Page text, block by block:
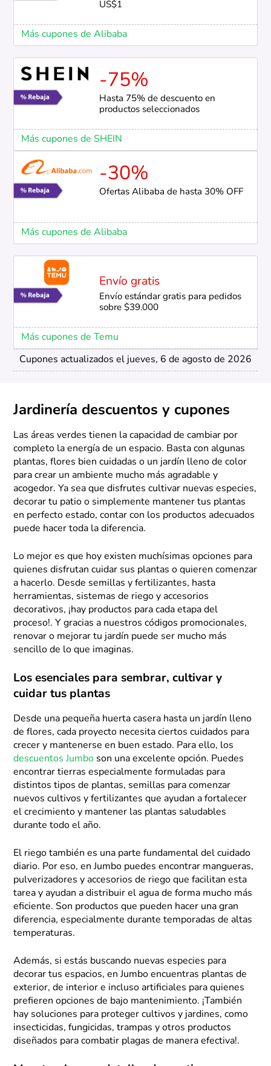
US$1
Más cupones de Alibaba
-75%
Hasta 75% de descuento en
productos seleccionados
Más cupones de SHEIN
-30%
Ofertas Alibaba de hasta 30% OFF
Más cupones de Alibaba
Envío gratis
Envío estándar gratis para pedidos
sobre $39.000
Más cupones de Temu
Cupones actualizados el jueves, 6 de agosto de 2026
Jardinería descuentos y cupones
Las áreas verdes tienen la capacidad de cambiar por
completo la energía de un espacio. Basta con algunas
plantas, flores bien cuidadas o un jardín lleno de color
para crear un ambiente mucho más agradable y
acogedor. Ya sea que disfrutes cultivar nuevas especies,
decorar tu patio o simplemente mantener tus plantas
en perfecto estado, contar con los productos adecuados
puede hacer toda la diferencia.
Lo mejor es que hoy existen muchísimas opciones para
quienes disfrutan cuidar sus plantas o quieren comenzar
a hacerlo. Desde semillas y fertilizantes, hasta
herramientas, sistemas de riego y accesorios
decorativos, ¡hay productos para cada etapa del
proceso!. Y gracias a nuestros códigos promocionales,
renovar o mejorar tu jardín puede ser mucho más
sencillo de lo que imaginas.
Los esenciales para sembrar, cultivar y
cuidar tus plantas
Desde una pequeña huerta casera hasta un jardín lleno
de flores, cada proyecto necesita ciertos cuidados para
crecer y mantenerse en buen estado. Para ello, los
descuentos Jumbo son una excelente opción. Puedes
encontrar tierras especialmente formuladas para
distintos tipos de plantas, semillas para comenzar
nuevos cultivos y fertilizantes que ayudan a fortalecer
el crecimiento y mantener las plantas saludables
durante todo el año.
El riego también es una parte fundamental del cuidado
diario. Por eso, en Jumbo puedes encontrar mangueras,
pulverizadores y accesorios de riego que facilitan esta
tarea y ayudan a distribuir el agua de forma mucho más
eficiente. Son productos que pueden hacer una gran
diferencia, especialmente durante temporadas de altas
temperaturas.
Además, si estás buscando nuevas especies para
decorar tus espacios, en Jumbo encuentras plantas de
exterior, de interior e incluso artificiales para quienes
prefieren opciones de bajo mantenimiento. ¡También
hay soluciones para proteger cultivos y jardines, como
insecticidas, fungicidas, trampas y otros productos
diseñados para combatir plagas de manera efectiva!.